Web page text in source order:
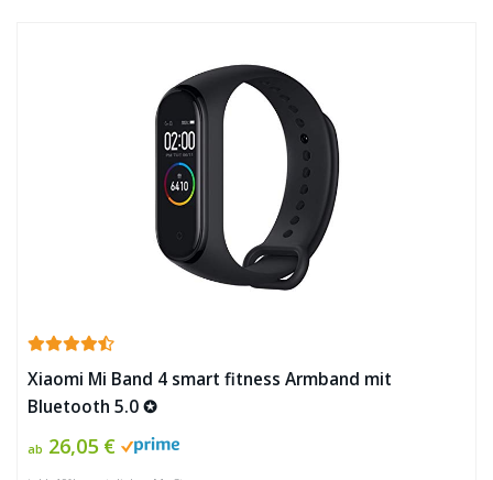
Xiaomi Mi Band 4 smart fitness Armband mit
Bluetooth 5.0 ✪
ab 26,05 €